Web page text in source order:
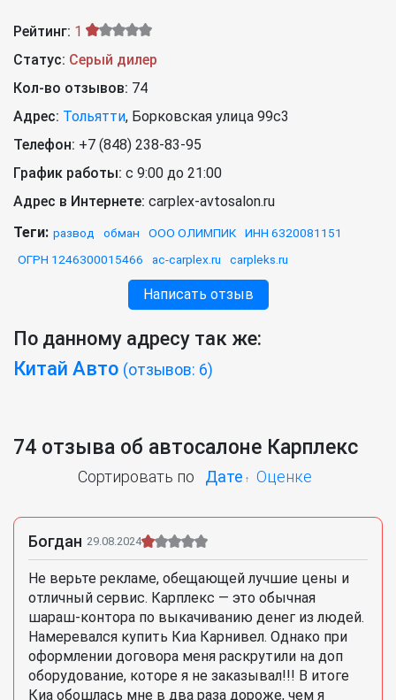
Рейтинг: 1
Статус: Серый дилер
Кол-во отзывов: 74
Адрес: Тольятти, Борковская улица 99с3
Телефон: +7 (848) 238-83-95
График работы: с 9:00 до 21:00
Адрес в Интернете: carplex-avtosalon.ru
Теги: развод обман ООО ОЛИМПИК
ИНН 6320081151
ОГРН 1246300015466
ac-carplex.ru carpleks.ru
Написать отзыв
По данному адресу так же:
Китай Авто (отзывов: 6)
74 отзыва об автосалоне Карплекс
Сортировать по Дате Оценке
Богдан 29.08.2024
Не верьте рекламе, обещающей лучшие цены и
отличный сервис. Карплекс — это обычная
шараш-контора по выкачиванию денег из людей.
Намеревался купить Киа Карнивел. Однако при
оформлении договора меня раскрутили на доп
оборудование, которе я не заказывал!!! В итоге
Киа обошлась мне в два раза дороже, чем я